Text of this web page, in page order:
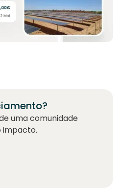
uma comunidade
impacto.